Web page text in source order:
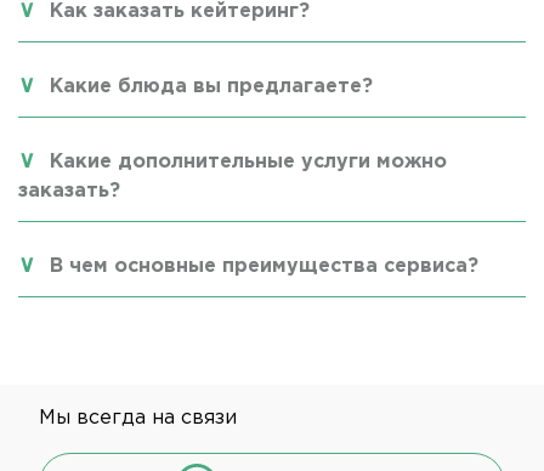
Как заказать кейтеринг?
Какие блюда вы предлагаете?
Какие дополнительные услуги можно
заказать?
В чем основные преимущества сервиса?
Мы всегда на связи